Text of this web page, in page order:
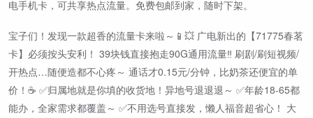
电手机卡，可共享热点流量。免费包邮到家，随时下架。
宝子们！发现一款超香的流量卡来啦～📱💥 广电新出的【71775春茗
卡】必须按头安利！ 39块钱直接抱走90G通用流量‼️ 刷剧/刷短视频/
开热点…随便造都不心疼～ 通话才0.15元/分钟，比奶茶还便宜的单
价！☕ ✅归属地就是你填的收货地！异地号退退退～ ✅年龄18-65都
能办，全家需求都覆盖～ ✅不用选号直接发，懒人福音超省心！ 大